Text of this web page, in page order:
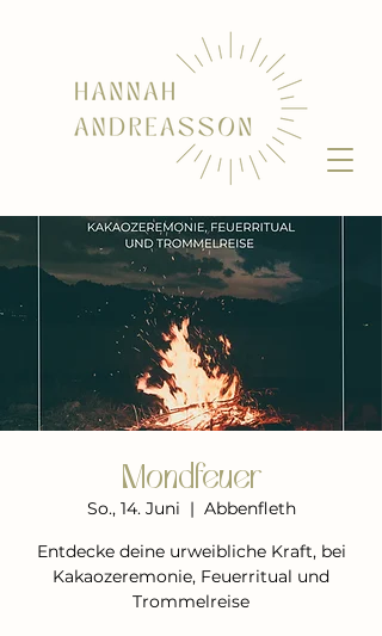
Mondfeuer
So., 14. Juni
  |
Abbenfleth
Entdecke deine urweibliche Kraft, bei
Kakaozeremonie, Feuerritual und
Trommelreise